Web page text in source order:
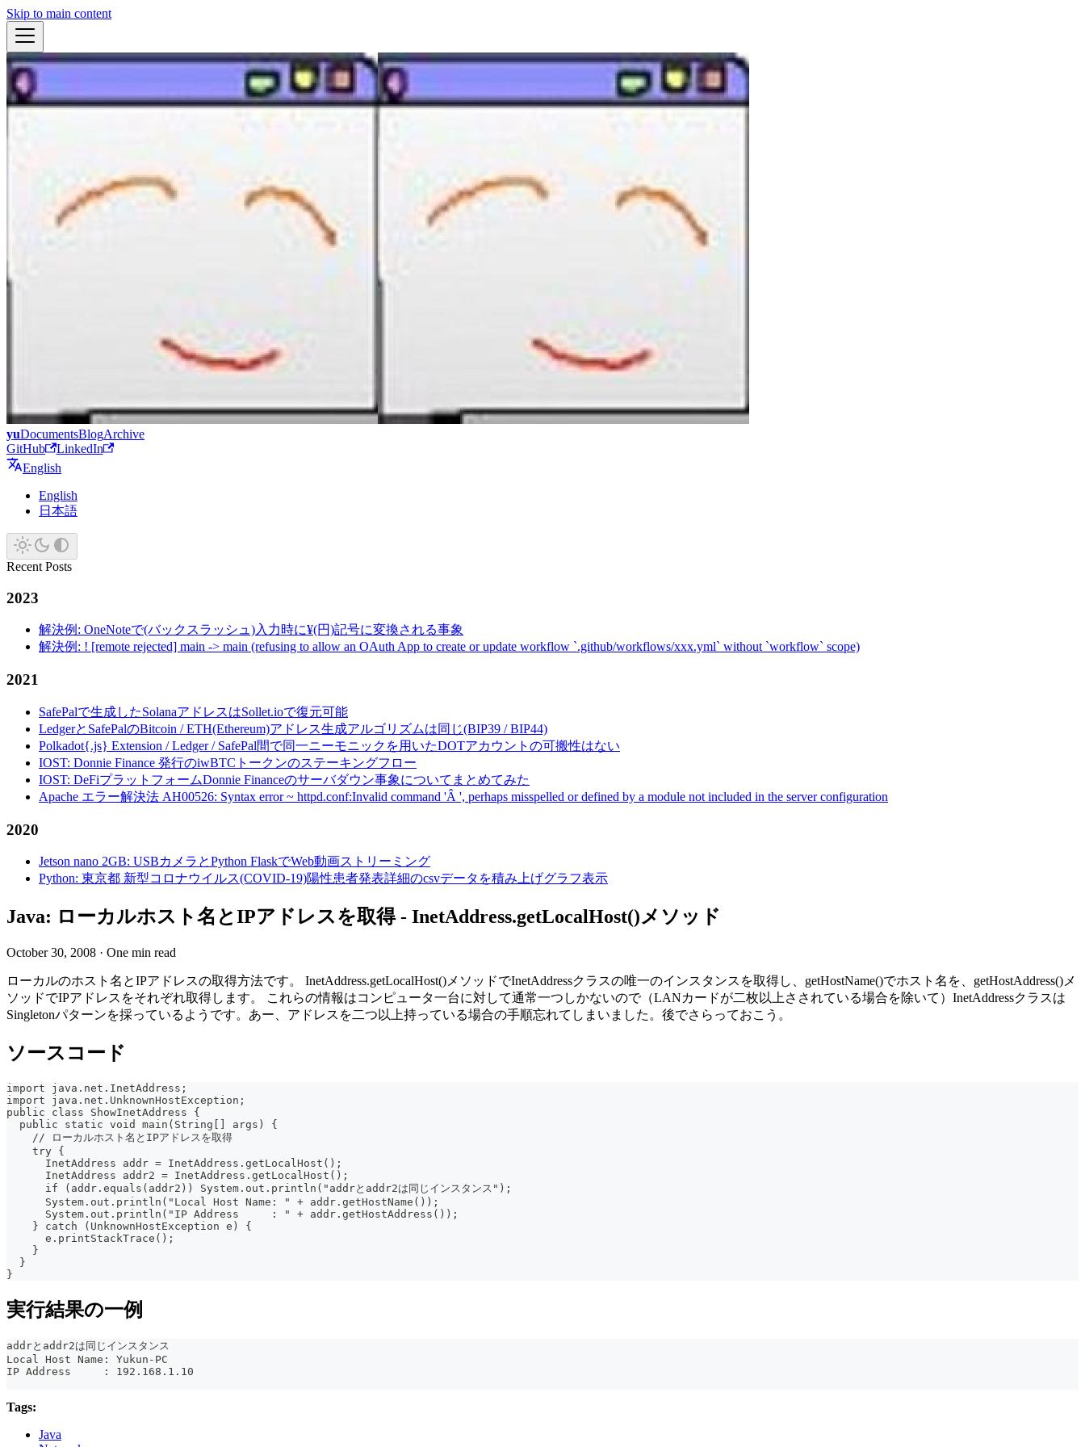
Skip to main content
yuDocumentsBlogArchive
GitHub
LinkedIn
English
English
日本語
Recent Posts
2023
解決例: OneNoteで(バックスラッシュ)入力時に¥(円)記号に変換される事象
解決例: ! [remote rejected] main -> main (refusing to allow an OAuth App to create or update workflow `.github/workflows/xxx.yml` without `workflow` scope)
2021
SafePalで生成したSolanaアドレスはSollet.ioで復元可能
LedgerとSafePalのBitcoin / ETH(Ethereum)アドレス生成アルゴリズムは同じ(BIP39 / BIP44)
Polkadot{.js} Extension / Ledger / SafePal間で同一ニーモニックを用いたDOTアカウントの可搬性はない
IOST: Donnie Finance 発行のiwBTCトークンのステーキングフロー
IOST: DeFiプラットフォームDonnie Financeのサーバダウン事象についてまとめてみた
Apache エラー解決法 AH00526: Syntax error ~ httpd.conf:Invalid command 'Â ', perhaps misspelled or defined by a module not included in the server configuration
2020
Jetson nano 2GB: USBカメラとPython FlaskでWeb動画ストリーミング
Python: 東京都 新型コロナウイルス(COVID-19)陽性患者発表詳細のcsvデータを積み上げグラフ表示
Java: ローカルホスト名とIPアドレスを取得 - InetAddress.getLocalHost()メソッド
October 30, 2008 · One min read
ローカルのホスト名とIPアドレスの取得方法です。 InetAddress.getLocalHost()メソッドでInetAddressクラスの唯一のインスタンスを取得し、getHostName()でホスト名を、getHostAddress()メ
ソッドでIPアドレスをそれぞれ取得します。 これらの情報はコンピュータ一台に対して通常一つしかないので（LANカードが二枚以上さされている場合を除いて）InetAddressクラスは
Singletonパターンを採っているようです。あー、アドレスを二つ以上持っている場合の手順忘れてしまいました。後でさらっておこう。
ソースコード
import java.net.InetAddress;
import java.net.UnknownHostException;
public class ShowInetAddress {
  public static void main(String[] args) {
    // ローカルホスト名とIPアドレスを取得
    try {
      InetAddress addr = InetAddress.getLocalHost();
      InetAddress addr2 = InetAddress.getLocalHost();
      if (addr.equals(addr2)) System.out.println("addrとaddr2は同じインスタンス");
      System.out.println("Local Host Name: " + addr.getHostName());
      System.out.println("IP Address     : " + addr.getHostAddress());
    } catch (UnknownHostException e) {
      e.printStackTrace();
    }
  }
}
実行結果の一例
addrとaddr2は同じインスタンス
Local Host Name: Yukun-PC
IP Address     : 192.168.1.10
Tags:
Java